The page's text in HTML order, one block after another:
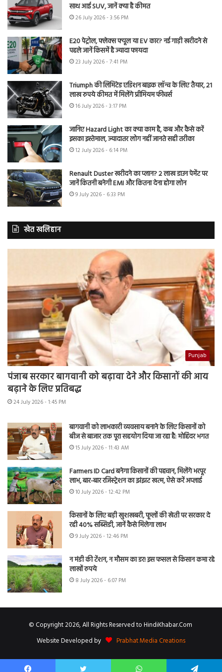
साथ आई SUV, जानें क्या है कीमत
26 July 2026 - 3:56 PM
E20 पेट्रोल, फ्लेक्स फ्यूल या EV कार? नई गाड़ी खरीदने से
पहले जानें किसमें है ज्यादा फायदा
23 July 2026 - 7:41 PM
Triumph की लिमिटेड एडिशन बाइक लॉन्च के लिए तैयार, 21
लाख रुपये कीमत में मिलेंगे प्रीमियम फीचर्स
16 July 2026 - 3:17 PM
जानिए Hazard Light का क्या काम है, कब और कैसे करें
इसका इस्तेमाल, ज्यादातर लोग नहीं जानते सही तरीका
12 July 2026 - 6:14 PM
Renault Duster खरीदने का प्लान? 2 लाख डाउन पेमेंट पर
जानें कितनी बनेगी EMI और कितना देना होगा लोन
9 July 2026 - 6:33 PM
खेत खलिहान
Punjab
पंजाब सरकार बागवानी को बढ़ावा देने और किसानों की आय
बढ़ाने के लिए प्रतिबद्ध
24 July 2026 - 1:45 PM
बागवानी को लाभकारी व्यवसाय बनाने के लिए किसानों को
बीज से बाजार तक पूरा सहयोग दिया जा रहा है: मोहिंदर भगत
15 July 2026 - 11:43 AM
Farmers ID Card बनेगा किसानों की पहचान, मिलेंगे भरपूर
लाभ, बार-बार रजिस्ट्रेशन का झंझट खत्म, ऐसे करें अप्लाई
10 July 2026 - 12:42 PM
किसानों के लिए बड़ी खुशखबरी, फूलों की खेती पर सरकार दे
रही 40% सब्सिडी, जानें कैसे मिलेगा लाभ
9 July 2026 - 12:46 PM
न मंडी की टेंशन, न मौसम का डर! इस फसल से किसान कमा रहे
लाखों रुपये
8 July 2026 - 6:07 PM
© Copyright 2026, All Rights Reserved to HindiKhabar.Com
Website Developed by
Prabhat Media Creations